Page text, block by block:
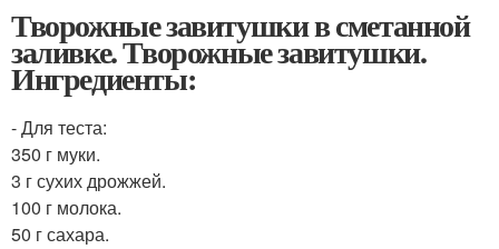
Творожные завитушки в сметанной
заливке. Творожные завитушки.
Ингредиенты:
- Для теста:
350 г муки.
3 г сухих дрожжей.
100 г молока.
50 г сахара.